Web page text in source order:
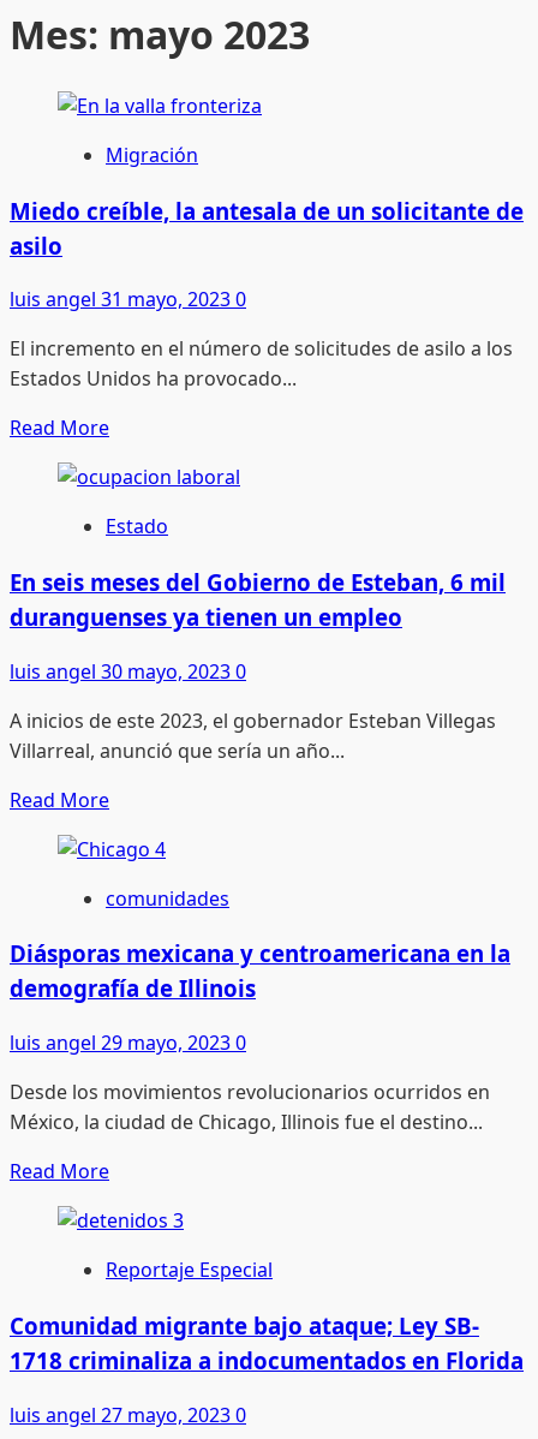
Mes: mayo 2023
Migración
Miedo creíble, la antesala de un solicitante de
asilo
luis angel 31 mayo, 20230
El incremento en el número de solicitudes de asilo a los
Estados Unidos ha provocado...
Read MoreRead
about
Miedo
la
antesala
de
un
de
asilo
Estado
En seis meses del Gobierno de Esteban, 6 mil
duranguenses ya tienen un empleo
luis angel 30 mayo, 20230
A inicios de este 2023, el gobernador Esteban Villegas
Villarreal, anunció que sería un año...
Read MoreRead
about
En
meses
del
de
6
mil
ya
tienen
empleo
comunidades
Diásporas mexicana y centroamericana en la
demografía de Illinois
luis angel 29 mayo, 20230
Desde los movimientos revolucionarios ocurridos en
México, la ciudad de Chicago, Illinois fue el destino...
Read MoreRead
about
Diásporas
mexicana
y
centroamericana
en
la
Reportaje Especial
Comunidad migrante bajo ataque; Ley SB-
1718 criminaliza a indocumentados en Florida
luis angel 27 mayo, 20230